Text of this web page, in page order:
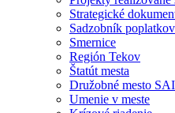
Strategické
Sadzobník poplatkov
Smernice
Región Tekov
Štatút mesta
Družobné mesto
Umenie v meste